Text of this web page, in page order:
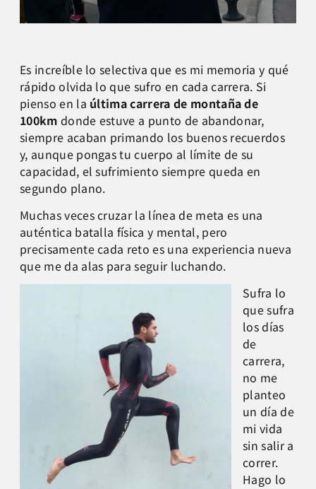
Es increíble lo selectiva que es mi memoria y qué
rápido olvida lo que sufro en cada carrera. Si
pienso en la última carrera de montaña de
100km donde estuve a punto de abandonar,
siempre acaban primando los buenos recuerdos
y, aunque pongas tu cuerpo al límite de su
capacidad, el sufrimiento siempre queda en
segundo plano.
Muchas veces cruzar la línea de meta es una
auténtica batalla física y mental, pero
precisamente cada reto es una experiencia nueva
que me da alas para seguir luchando.
Sufra lo
que sufra
los días
de
carrera,
no me
planteo
un día de
mi vida
sin salir a
correr.
Hago lo